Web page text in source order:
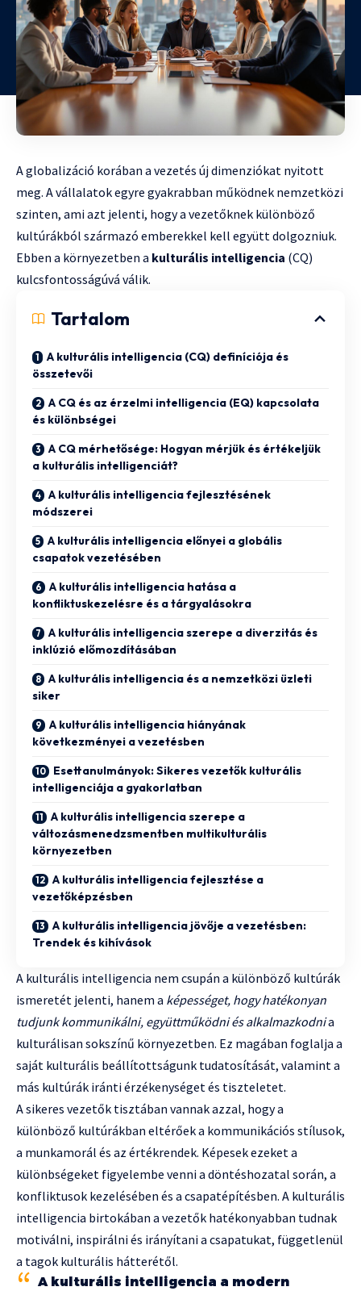
A globalizáció korában a vezetés új dimenziókat nyitott
meg. A vállalatok egyre gyakrabban működnek nemzetközi
szinten, ami azt jelenti, hogy a vezetőknek különböző
kultúrákból származó emberekkel kell együtt dolgozniuk.
Ebben a környezetben a kulturális intelligencia (CQ)
kulcsfontosságúvá válik.
Tartalom
A kulturális intelligencia (CQ) definíciója és
összetevői
A CQ és az érzelmi intelligencia (EQ) kapcsolata
és különbségei
A CQ mérhetősége: Hogyan mérjük és értékeljük
a kulturális intelligenciát?
A kulturális intelligencia fejlesztésének
módszerei
A kulturális intelligencia előnyei a globális
csapatok vezetésében
A kulturális intelligencia hatása a
konfliktuskezelésre és a tárgyalásokra
A kulturális intelligencia szerepe a diverzitás és
inklúzió előmozdításában
A kulturális intelligencia és a nemzetközi üzleti
siker
A kulturális intelligencia hiányának
következményei a vezetésben
Esettanulmányok: Sikeres vezetők kulturális
intelligenciája a gyakorlatban
A kulturális intelligencia szerepe a
változásmenedzsmentben multikulturális
környezetben
A kulturális intelligencia fejlesztése a
vezetőképzésben
A kulturális intelligencia jövője a vezetésben:
Trendek és kihívások
A kulturális intelligencia nem csupán a különböző kultúrák
ismeretét jelenti, hanem a képességet, hogy hatékonyan
tudjunk kommunikálni, együttműködni és alkalmazkodnia
kulturálisan sokszínű környezetben. Ez magában foglalja a
saját kulturális beállítottságunk tudatosítását, valamint a
más kultúrák iránti érzékenységet és tiszteletet.
A sikeres vezetők tisztában vannak azzal, hogy a
különböző kultúrákban eltérőek a kommunikációs stílusok,
a munkamorál és az értékrendek. Képesek ezeket a
különbségeket figyelembe venni a döntéshozatal során, a
konfliktusok kezelésében és a csapatépítésben. A kulturális
intelligencia birtokában a vezetők hatékonyabban tudnak
motiválni, inspirálni és irányítani a csapatukat, függetlenül
a tagok kulturális hátterétől.
A kulturális intelligencia a modern